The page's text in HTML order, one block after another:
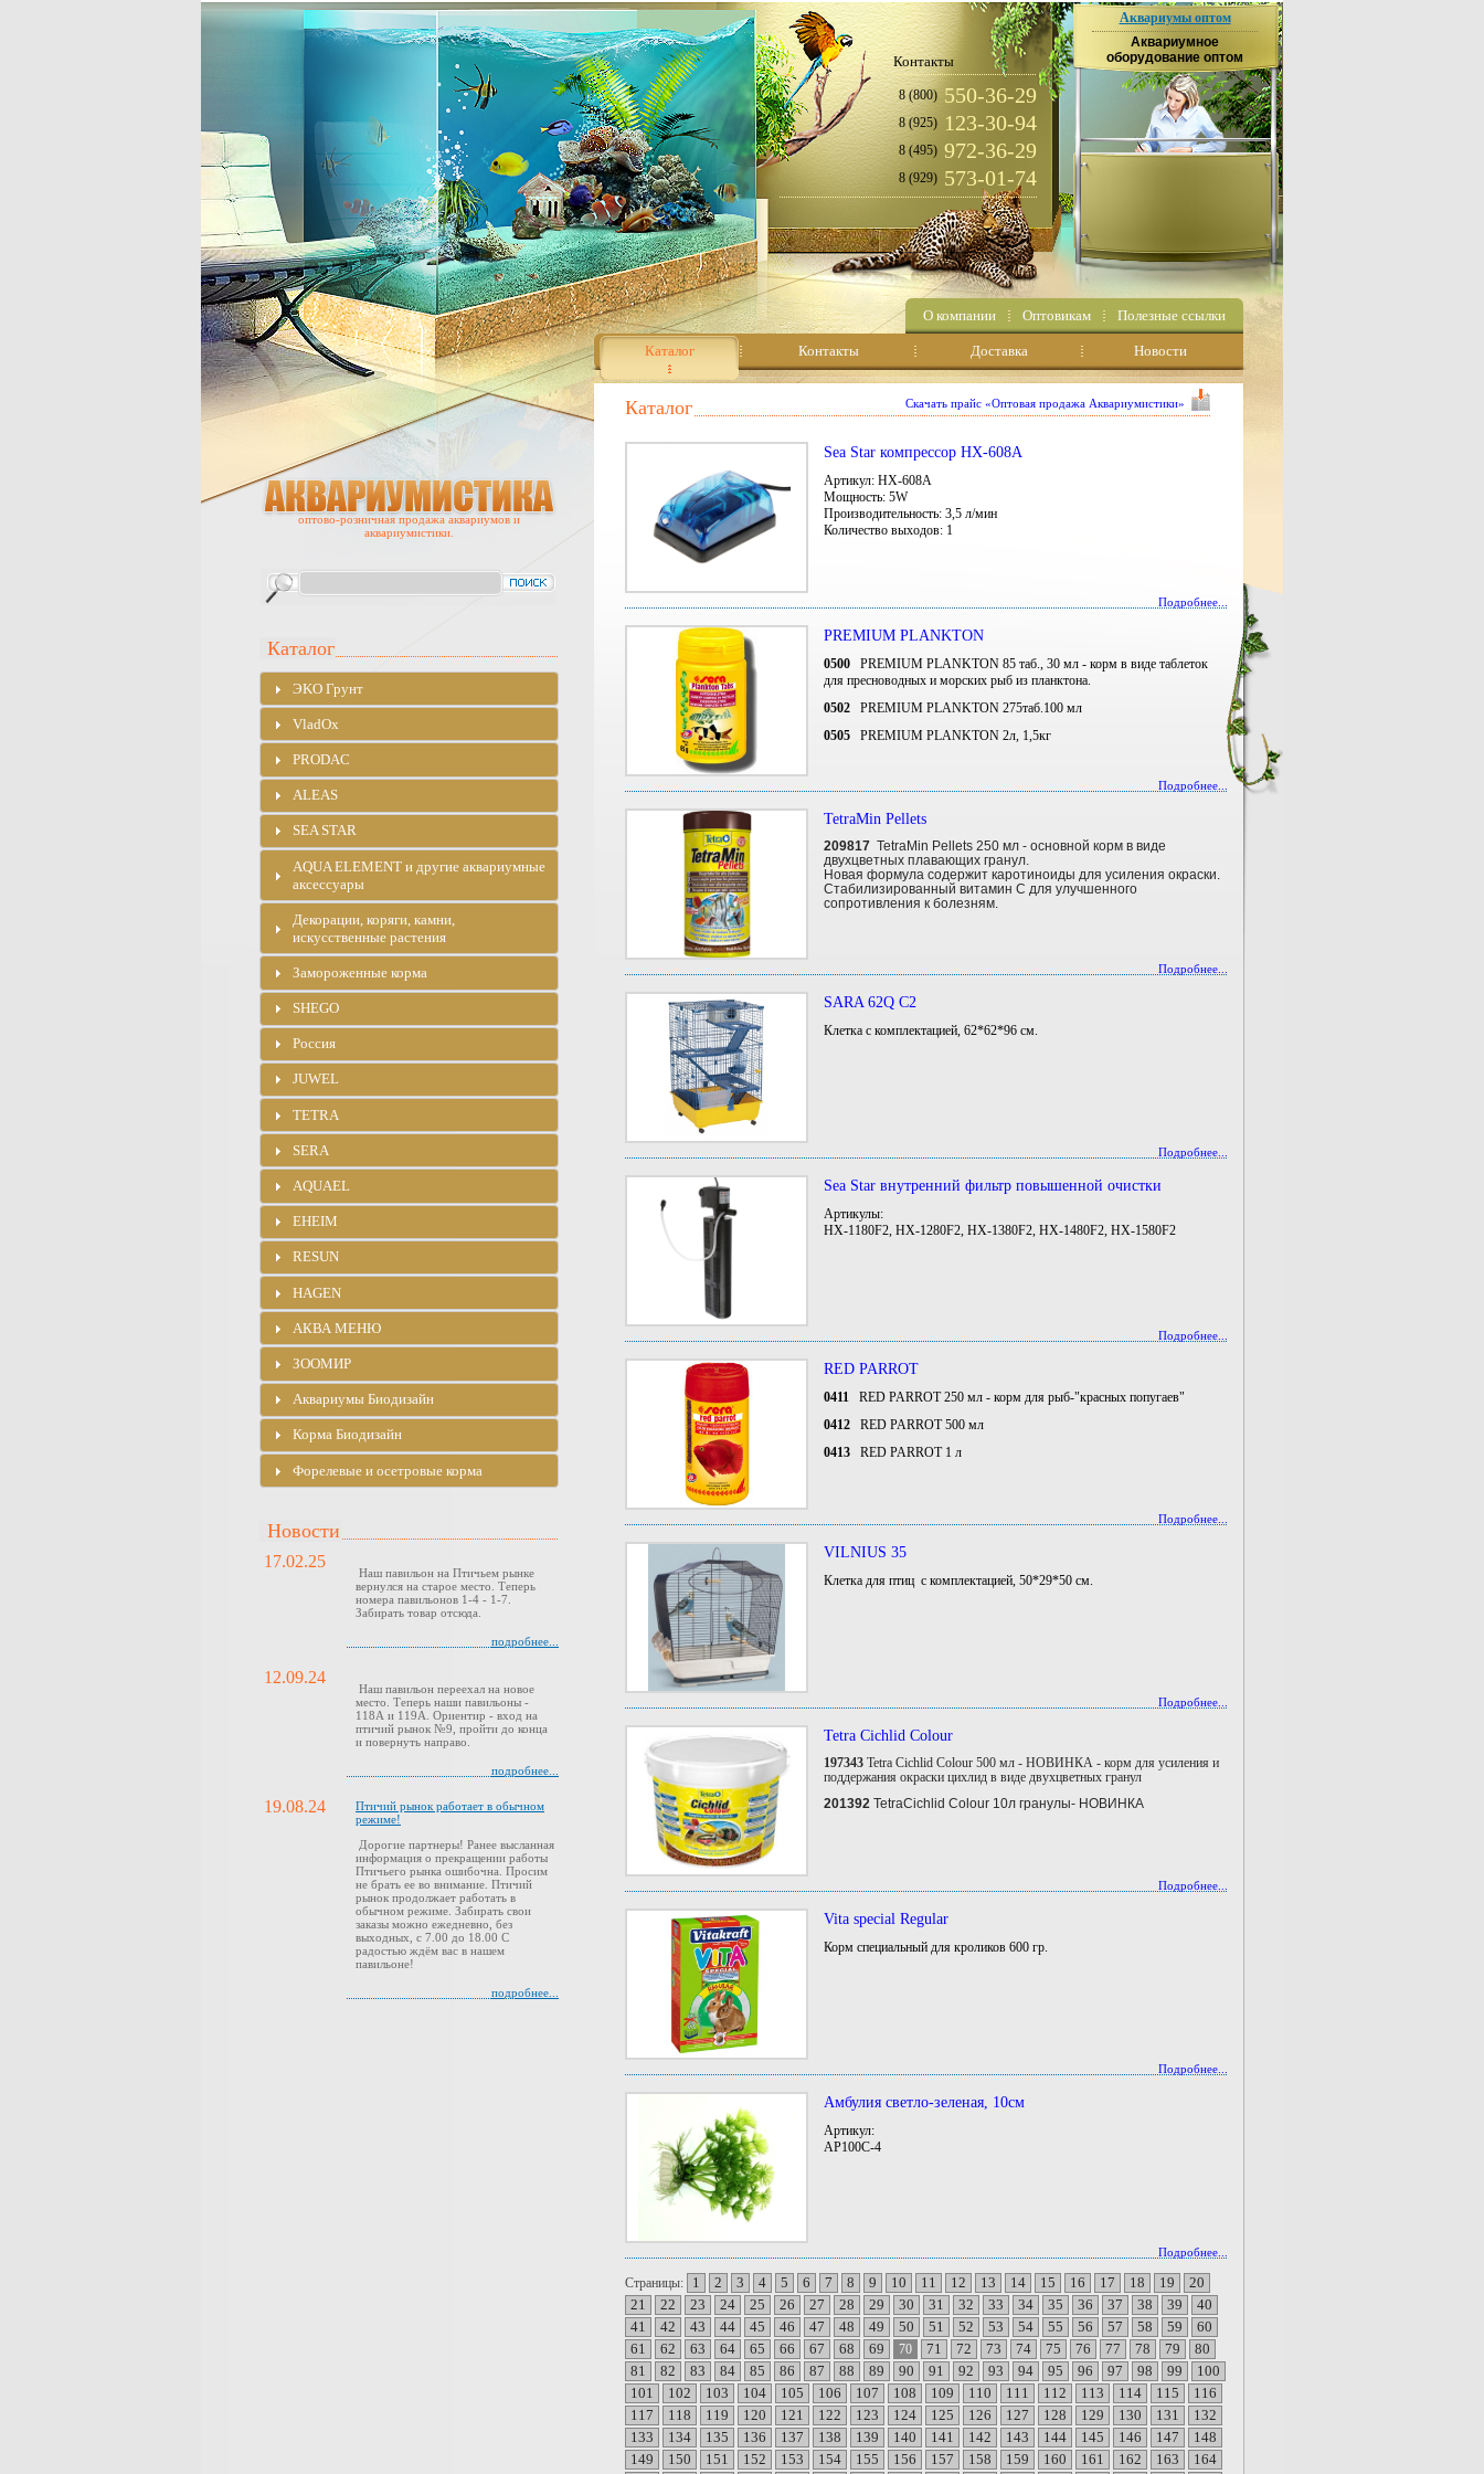
Контакты
8 (800) 550-36-29
8 (925) 123-30-94
8 (495) 972-36-29
8 (929) 573-01-74
Аквариумы оптом
Аквариумное
оборудование оптом
О компании Оптовикам Полезные ссылки
Каталог Контакты Доставка Новости
Каталог Скачать прайс «Оптовая продажа Аквариумистики»
Sea Star компрессор HX-608A
Артикул: HX-608A
Мощность: 5W
Производительность: 3,5 л/мин
Количество выходов: 1
Подробнее...
PREMIUM PLANKTON
0500 PREMIUM PLANKTON 85 таб., 30 мл - корм в виде таблеток
для пресноводных и морских рыб из планктона.
0502 PREMIUM PLANKTON 275таб.100 мл
0505 PREMIUM PLANKTON 2л, 1,5кг
Подробнее...
TetraMin Pellets
209817 TetraMin Pellets 250 мл - основной корм в виде
двухцветных плавающих гранул.
Новая формула содержит каротиноиды для усиления окраски.
Стабилизированный витамин С для улучшенного
сопротивления к болезням.
Подробнее...
SARA 62Q C2
Клетка с комплектацией, 62*62*96 см.
Подробнее...
Sea Star внутренний фильтр повышенной очистки
Артикулы:
HX-1180F2, HX-1280F2, HX-1380F2, HX-1480F2, НХ-1580F2
Подробнее...
RED PARROT
0411
RED PARROT 250 мл - корм для рыб-"красных попугаев"
0412 RED PARROT 500 мл
0413
RED PARROT 1 л
Подробнее...
VILNIUS 35
Клетка для птиц с комплектацией, 50*29*50 см.
Подробнее...
Tetra Cichlid Colour
197343 Tetra Cichlid Colour 500 мл - НОВИНКА - корм для усиления и
поддержания окраски цихлид в виде двухцветных гранул
201392 TetraCichlid Colour 10л гранулы- НОВИНКА
Подробнее...
Vita special Regular
Корм специальный для кроликов 600 гр.
Подробнее...
Амбулия светло-зеленая, 10см
Артикул:
AP100C-4
Подробнее...
Страницы: 1 2 3 4 5 6 7 8 9 10 11 12 13 14 15 16 17 18 19
20
21
22 23 24 25 26 27 28 29 30 31 32 33 34 35 36 37 38 39
40
41
42 43 44 45 46 47 48 49 50 51 52 53 54 55 56 57 58 59
60
61
62 63 64 65 66 67 68 69 70 71 72 73 74 75 76 77 78 79
80
81
82 83 84 85 86 87 88 89 90 91 92 93 94 95 96 97 98 99
100
101
102 103 104 105 106 107 108 109 110 111 112 113 114 115
116
117
118 119 120 121 122 123 124 125 126 127 128 129 130 131
132
133
134 135 136 137 138 139 140 141 142 143 144 145 146 147
148
149
150 151 152 153 154 155 156 157 158 159 160 161 162 163
164
оптово-розничная продажа аквариумов и
аквариумистики.
Каталог
ЭKO Грунт
VladOx
PRODAC
ALEAS
SEA STAR
AQUA ELEMENT и другие аквариумные
аксессуары
Декорации, коряги, камни,
искусственные растения
Замороженные корма
SHEGO
Россия
JUWEL
TETRA
SERA
AQUAEL
EHEIM
RESUN
HAGEN
АКВА МЕНЮ
ЗООМИР
Аквариумы Биодизайн
Корма Биодизайн
Форелевые и осетровые корма
Новости
17.02.25
Наш павильон на Птичьем рынке
вернулся на старое место. Теперь
номера павильонов 1-4 - 1-7.
Забирать товар отсюда.
подробнее...
12.09.24
Наш павильон переехал на новое
место. Теперь наши павильоны -
118А и 119А. Ориентир - вход на
птичий рынок №9, пройти до конца
и повернуть направо.
подробнее...
19.08.24
Птичий рынок работает в обычном
режиме!
Дорогие партнеры! Ранее высланная
информация о прекращении работы
Птичьего рынка ошибочна. Просим
не брать ее во внимание. Птичий
рынок продолжает работать в
обычном режиме. Забирать свои
заказы можно ежедневно, без
выходных, с 7.00 до 18.00 С
радостью ждём вас в нашем
павильоне!
подробнее...